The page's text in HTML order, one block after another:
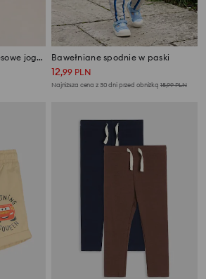
Bawełniane spodnie dresowe jogger z motywem misia Bawełniane spodnie w paski
12,99 PLN
Najniższa cena z 30 dni przed obniżką 15,99PLN